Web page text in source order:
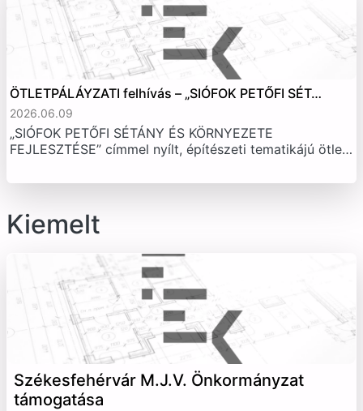
ÖTLETPÁLÁYZATI felhívás – „SIÓFOK PETŐFI SÉT…
2026.06.09
„SIÓFOK PETŐFI SÉTÁNY ÉS KÖRNYEZETE
FEJLESZTÉSE” címmel nyílt, építészeti tematikájú ötle…
Kiemelt
Székesfehérvár M.J.V. Önkormányzat
támogatása